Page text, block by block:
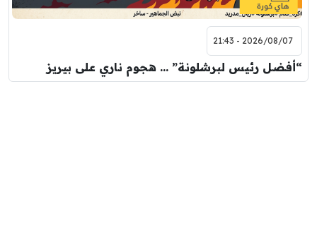
2026/08/07 - 21:43
“أفضل رئيس لبرشلونة” … هجوم ناري على بيريز